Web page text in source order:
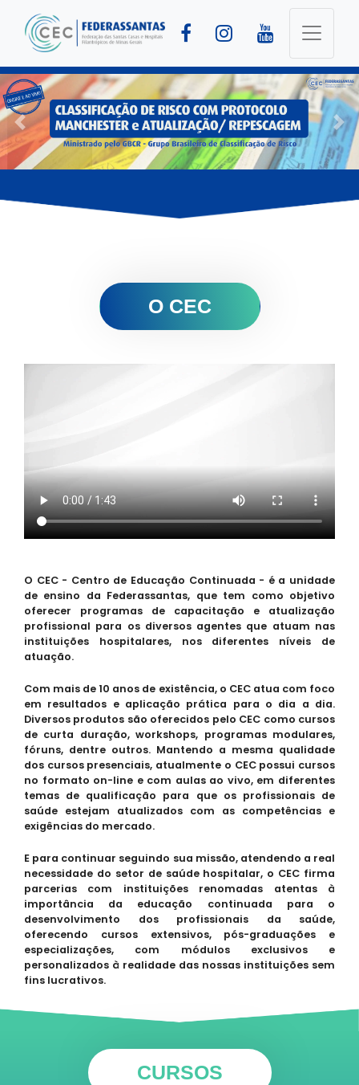
O CEC
O CEC - Centro de Educação Continuada - é a unidade
de ensino da Federassantas, que tem como objetivo
oferecer programas de capacitação e atualização
profissional para os diversos agentes que atuam nas
instituições hospitalares, nos diferentes níveis de
atuação.
Com mais de 10 anos de existência, o CEC atua com foco
em resultados e aplicação prática para o dia a dia.
Diversos produtos são oferecidos pelo CEC como cursos
de curta duração, workshops, programas modulares,
fóruns, dentre outros. Mantendo a mesma qualidade
dos cursos presenciais, atualmente o CEC possui cursos
no formato on-line e com aulas ao vivo, em diferentes
temas de qualificação para que os profissionais de
saúde estejam atualizados com as competências e
exigências do mercado.
E para continuar seguindo sua missão, atendendo a real
necessidade do setor de saúde hospitalar, o CEC firma
parcerias com instituições renomadas atentas à
importância da educação continuada para o
desenvolvimento dos profissionais da saúde,
oferecendo cursos extensivos, pós-graduações e
especializações, com módulos exclusivos e
personalizados à realidade das nossas instituições sem
fins lucrativos.
CURSOS